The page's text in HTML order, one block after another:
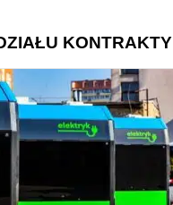
KONTRAKTY